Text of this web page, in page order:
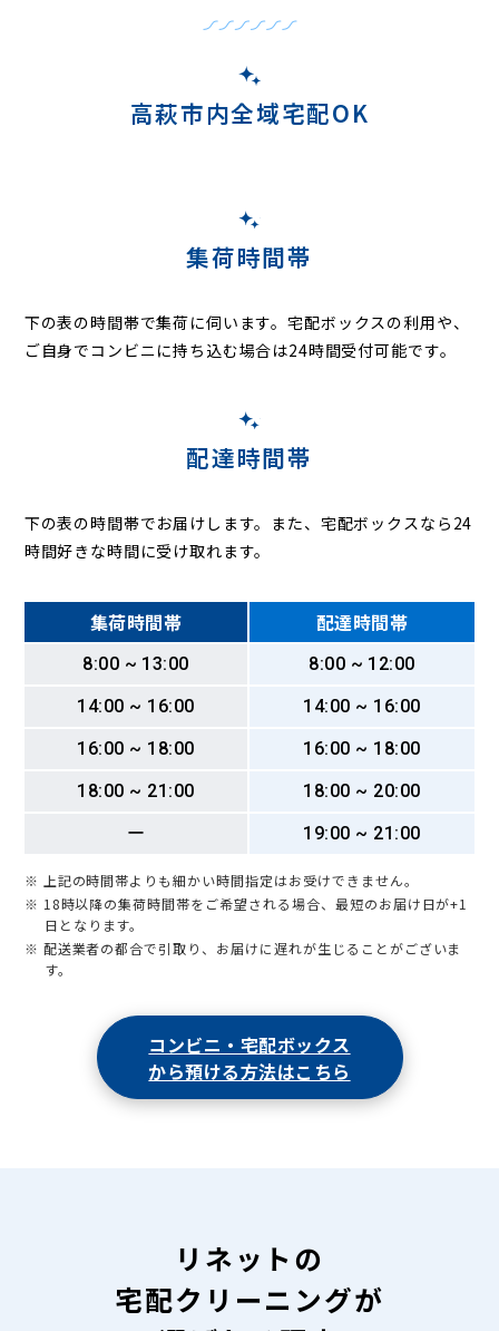
高萩市内全域宅配OK
集荷時間帯
下の表の時間帯で集荷に伺います。宅配ボックスの利用や、
ご自身でコンビニに持ち込む場合は24時間受付可能です。
配達時間帯
下の表の時間帯でお届けします。また、宅配ボックスなら24
時間好きな時間に受け取れます。
集荷時間帯 配達時間帯
8:00 ~ 13:00
8:00 ~ 12:00
14:00 ~ 16:00
14:00 ~ 16:00
16:00 ~ 18:00
16:00 ~ 18:00
18:00 ~ 21:00
18:00 ~ 20:00
ー
19:00 ~ 21:00
※ 上記の時間帯よりも細かい時間指定はお受けできません。
※ 18時以降の集荷時間帯をご希望される場合、最短のお届け日が+1
日となります。
※ 配送業者の都合で引取り、お届けに遅れが生じることがございま
す。
コンビニ・宅配ボックス
から預ける方法はこちら
リネットの
宅配クリーニングが